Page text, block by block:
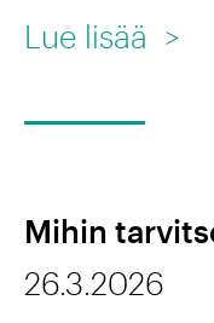
r
k
s
Lue lisää
o
m
>
Mihin
26.3.2026